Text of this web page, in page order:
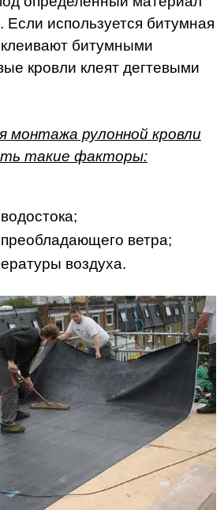
Если используется битумная
битумными
кровли клеят дегтевыми
монтажа рулонной кровли
такие факторы:
ветра;
воздуха.